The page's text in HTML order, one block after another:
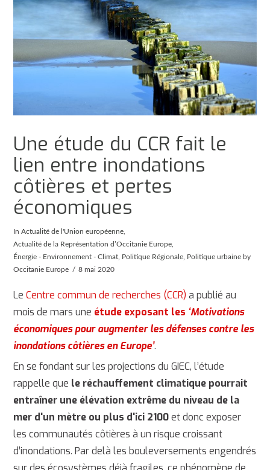
Une étude du CCR fait le
lien entre inondations
côtières et pertes
économiques
InActualité de l'Union européenne
Actualité de la Représentation d’Occitanie Europe
Énergie - Environnement - Climat Politique Régionale Politique urbaine by
Occitanie Europe
8 mai 2020
LeCentre commun de recherches (CCR) a publié au
mois de mars une étude exposant les ‘Motivations
économiques pour augmenter les défenses contre les
inondations côtières en Europe’.
En se fondant sur les projections du GIEC, l’étude
rappelle que le réchauffement climatique pourrait
entraîner une élévation extrême du niveau de la
mer d'un mètre ou plus d'ici 2100et donc exposer
les communautés côtières à un risque croissant
d’inondations. Par delà les bouleversements engendrés